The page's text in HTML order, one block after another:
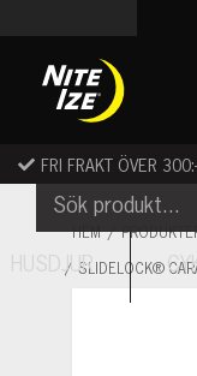
content
FRI FRAKT ÖVER 300:-
HUSDJUR
HEM
SLIDELOCK®